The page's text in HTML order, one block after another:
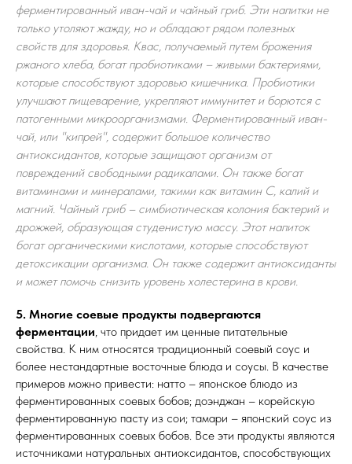
ферментированный иван-чай и чайный гриб. Эти напитки не
только утоляют жажду, но и обладают рядом полезных
свойств для здоровья. Квас, получаемый путем брожения
ржаного хлеба, богат пробиотиками – живыми бактериями,
которые способствуют здоровью кишечника. Пробиотики
улучшают пищеварение, укрепляют иммунитет и борются с
патогенными микроорганизмами. Ферментированный иван-
чай, или "кипрей", содержит большое количество
антиоксидантов, которые защищают организм от
повреждений свободными радикалами. Он также богат
витаминами и минералами, такими как витамин С, калий и
магний. Чайный гриб – симбиотическая колония бактерий и
дрожжей, образующая студенистую массу. Этот напиток
богат органическими кислотами, которые способствуют
детоксикации организма. Он также содержит антиоксиданты
и может помочь снизить уровень холестерина в крови.
5. Многие соевые продукты подвергаются
ферментации , что придает им ценные питательные
свойства. К ним относятся традиционный соевый соус и
более нестандартные восточные блюда и соусы. В качестве
примеров можно привести: натто – японское блюдо из
ферментированных соевых бобов; доэнджан – корейскую
ферментированную пасту из сои; тамари – японский соус из
ферментированных соевых бобов. Все эти продукты являются
источниками натуральных антиоксидантов, способствующих